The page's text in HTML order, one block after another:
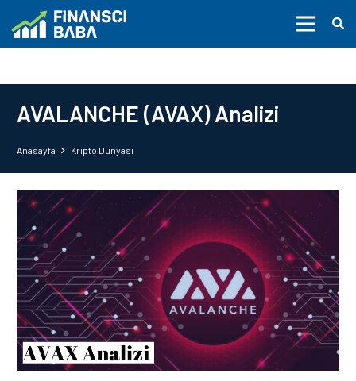
AVALANCHE (AVAX) Analizi
Anasayfa Kripto Dünyası